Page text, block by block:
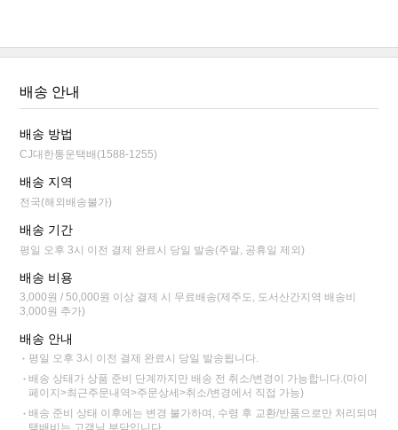
배송 안내
배송 방법
CJ대한통운택배(1588-1255)
배송 지역
전국(해외배송불가)
배송 기간
평일 오후 3시 이전 결제 완료시 당일 발송(주말, 공휴일 제외)
배송 비용
3,000원 / 50,000원 이상 결제 시 무료배송(제주도, 도서산간지역 배송비
3,000원 추가)
배송 안내
평일 오후 3시 이전 결제 완료시 당일 발송됩니다.
배송 상태가 상품 준비 단계까지만 배송 전 취소/변경이 가능합니다.(마이
페이지>최근주문내역>주문상세>취소/변경에서 직접 가능)
배송 준비 상태 이후에는 변경 불가하며, 수령 후 교환/반품으로만 처리되며
택배비는 고객님 부담입니다.